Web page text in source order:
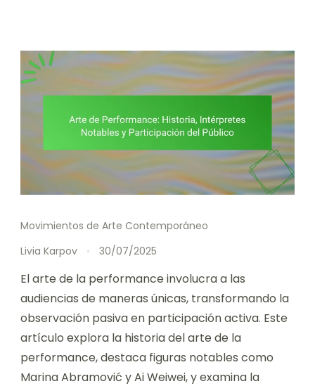
Movimientos de Arte Contemporáneo
Livia Karpov
30/07/2025
El arte de la performance involucra a las
audiencias de maneras únicas, transformando la
observación pasiva en participación activa. Este
artículo explora la historia del arte de la
performance, destaca figuras notables como
Marina Abramović y Ai Weiwei, y examina la